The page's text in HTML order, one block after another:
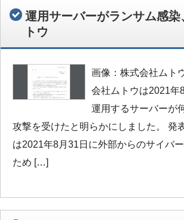
運用サーバーがランサム感染
トウ
画像：株式会社ムト
会社ムトウは2021年
運用するサーバーが
攻撃を受けたと明らかにしました。 発
は2021年8月31日に外部からのサイバ
ため […]